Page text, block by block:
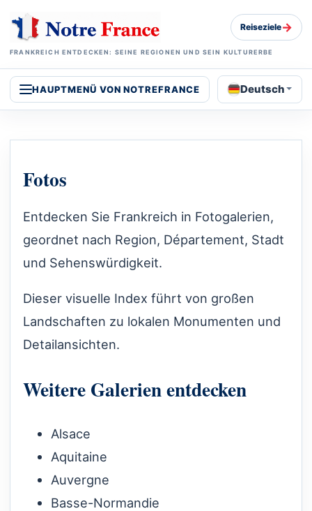
FRANKREICH ENTDECKEN: SEINE REGIONEN UND SEIN KULTURERBE
Reiseziele→
HAUPTMENÜ VON NOTREFRANCE Deutsch
Fotos
Entdecken Sie Frankreich in Fotogalerien,
geordnet nach Region, Département, Stadt
und Sehenswürdigkeit.
Dieser visuelle Index führt von großen
Landschaften zu lokalen Monumenten und
Detailansichten.
Weitere Galerien entdecken
Alsace
Aquitaine
Auvergne
Basse-Normandie